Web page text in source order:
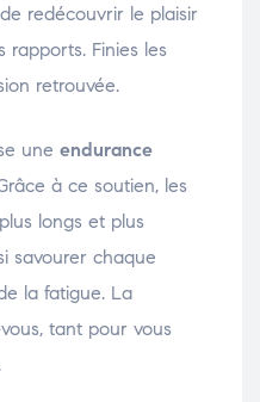
redécouvrir le plaisir
rapports. Finies les
retrouvée.
une endurance
à ce soutien, les
longs et plus
savourer chaque
la fatigue. La
tant pour vous